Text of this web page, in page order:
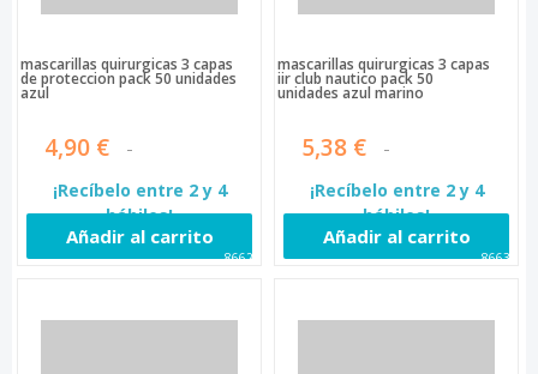
mascarillas quirurgicas 3 capas
de proteccion pack 50 unidades
azul
4,90 €
¡Recíbelo entre 2 y 4
hábiles!
Añadir al carrito
86629
mascarillas quirurgicas 3 capas
iir club nautico pack 50
unidades azul marino
5,38 €
¡Recíbelo entre 2 y 4
hábiles!
Añadir al carrito
86630